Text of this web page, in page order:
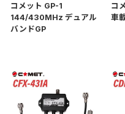
コメット GP-1
144/430MHz デュアル
バンドGP
コ
車